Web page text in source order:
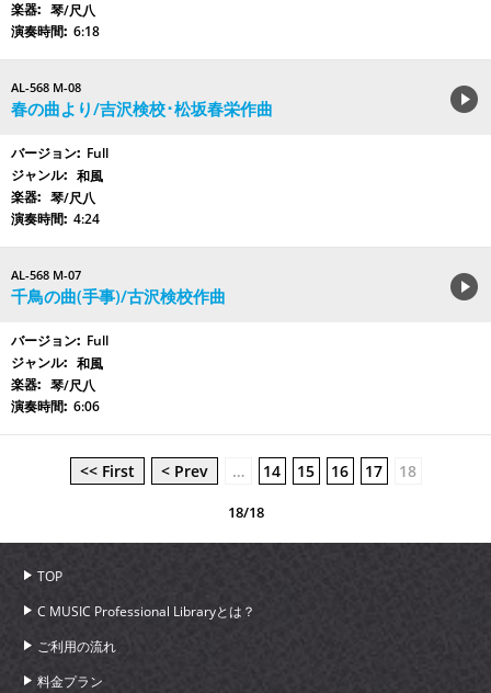
琴/尺八
6:18
AL-568 M-08
春の曲より/吉沢検校･松坂春栄作曲
Full
和風
琴/尺八
4:24
AL-568 M-07
千鳥の曲(手事)/古沢検校作曲
Full
和風
琴/尺八
6:06
<< First < Prev … 14 15 16 17 18
18/18
TOP
C MUSIC Professional Libraryとは？
ご利用の流れ
料金プラン